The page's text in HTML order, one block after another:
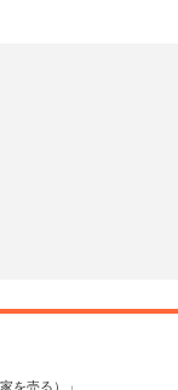
を売る）」